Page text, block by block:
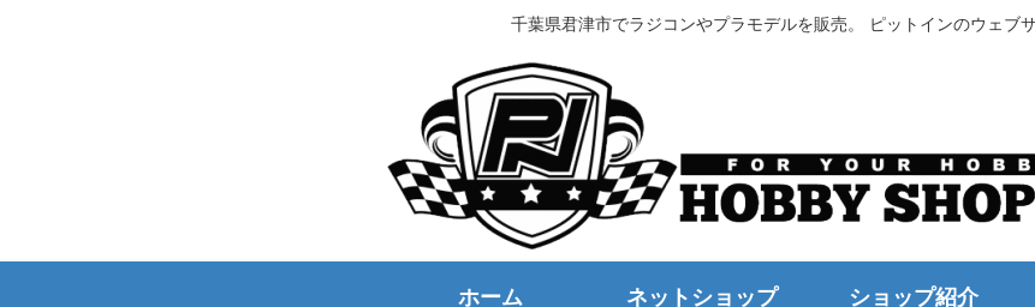
千葉県君津市でラジコンやプラモデルを販売。 ピットインのウェブ
ホーム ネットショップ ショップ紹介